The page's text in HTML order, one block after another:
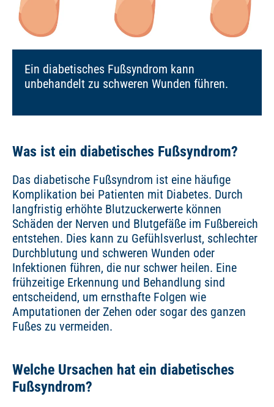
Ein diabetisches Fußsyndrom kann
unbehandelt zu schweren Wunden führen.
Was ist ein diabetisches Fußsyndrom?
Das diabetische Fußsyndrom ist eine häufige
Komplikation bei Patienten mit Diabetes. Durch
langfristig erhöhte Blutzuckerwerte können
Schäden der Nerven und Blutgefäße im Fußbereich
entstehen. Dies kann zu Gefühlsverlust, schlechter
Durchblutung und schweren Wunden oder
Infektionen führen, die nur schwer heilen. Eine
frühzeitige Erkennung und Behandlung sind
entscheidend, um ernsthafte Folgen wie
Amputationen der Zehen oder sogar des ganzen
Fußes zu vermeiden.
Welche Ursachen hat ein diabetisches
Fußsyndrom?